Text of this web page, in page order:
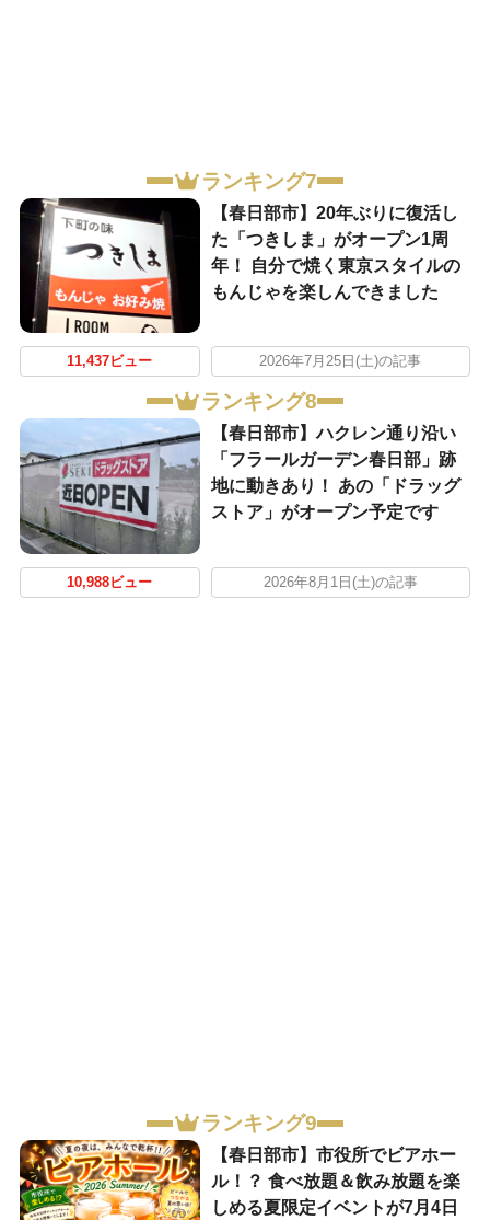
ランキング7
【春日部市】20年ぶりに復活し
た「つきしま」がオープン1周
年！ 自分で焼く東京スタイルの
もんじゃを楽しんできました
11,437ビュー 2026年7月25日(土)の記事
ランキング8
【春日部市】ハクレン通り沿い
「フラールガーデン春日部」跡
地に動きあり！ あの「ドラッグ
ストア」がオープン予定です
10,988ビュー 2026年8月1日(土)の記事
ランキング9
【春日部市】市役所でビアホー
ル！？ 食べ放題＆飲み放題を楽
しめる夏限定イベントが7月4日